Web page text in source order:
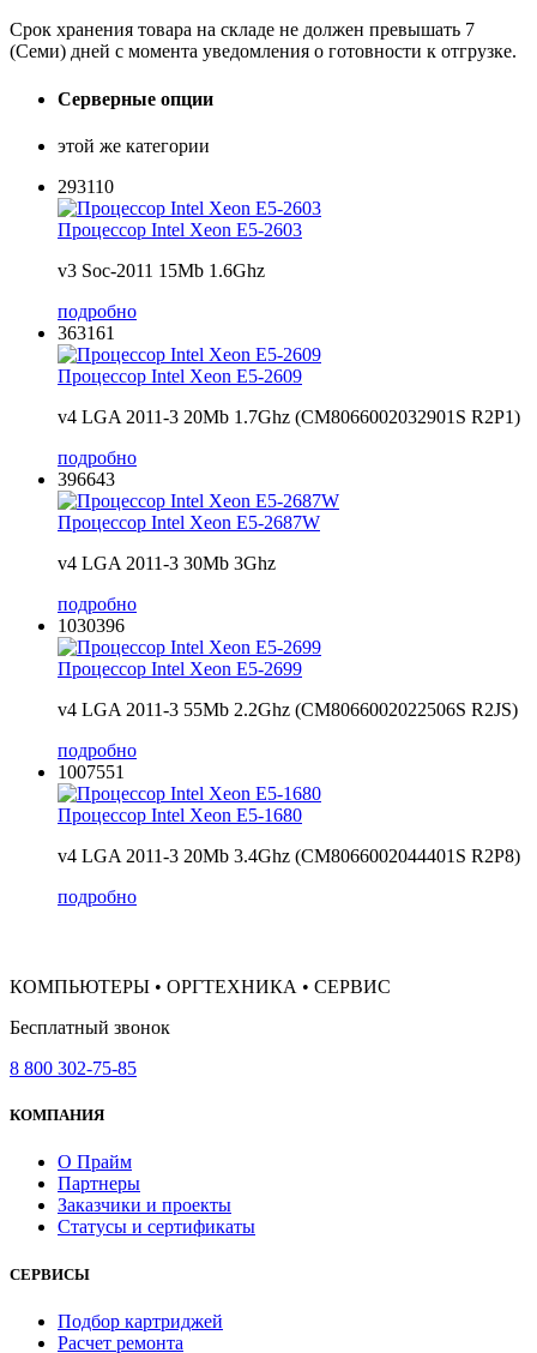
Срок хранения товара на складе не должен превышать 7
(Семи) дней с момента уведомления о готовности к отгрузке.
Серверные опции
этой же категории
293110
Процессор Intel Xeon E5-2603
v3 Soc-2011 15Mb 1.6Ghz
подробно
363161
Процессор Intel Xeon E5-2609
v4 LGA 2011-3 20Mb 1.7Ghz (CM8066002032901S R2P1)
подробно
396643
Процессор Intel Xeon E5-2687W
v4 LGA 2011-3 30Mb 3Ghz
подробно
1030396
Процессор Intel Xeon E5-2699
v4 LGA 2011-3 55Mb 2.2Ghz (CM8066002022506S R2JS)
подробно
1007551
Процессор Intel Xeon E5-1680
v4 LGA 2011-3 20Mb 3.4Ghz (CM8066002044401S R2P8)
подробно
КОМПЬЮТЕРЫ • ОРГТЕХНИКА • СЕРВИС
Бесплатный звонок
8 800 302-75-85
КОМПАНИЯ
О Прайм
Партнеры
Заказчики и проекты
Статусы и сертификаты
СЕРВИСЫ
Подбор картриджей
Расчет ремонта